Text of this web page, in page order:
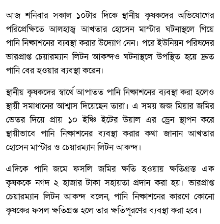
আজ শনিবার সকাল ১০টার দিকে স্থানীয় কৃষকদের অভিযোগের
পরিপ্রেক্ষিতে আলহাজ্ব আখতার হোসেন মাস্টার ঘটনাস্থলে গিয়ে
পানি নিষ্কাশনের ব্যবস্থা করার উদ্যোগ নেন। পরে ইউনিয়ন পরিষদের
ভারপ্রাপ্ত চেয়ারম্যান লিটন আকন্দও ঘটনাস্থলে উপস্থিত হয়ে দ্রুত
পানি বের হওয়ার ব্যবস্থা করেন।
স্থানীয় কৃষকদের স্বার্থে আপাতত পানি নিষ্কাশনের ব্যবস্থা করা হলেও
স্থায়ী সমাধানের আশ্বাস দিয়েছেন তারা। এ সময় জজ মিয়ার জমির
ভেতর দিয়ে প্রায় ১০ ইঞ্চি ইটের উয়াল এর ড্রেন স্থাপন করে
স্থায়ীভাবে পানি নিষ্কাশনের ব্যবস্থা করার কথা জানান আখতার
হোসেন মাস্টার ও চেয়ারম্যান লিটন আকন্দ।
এদিকে পানি জমে ফসলি জমির ক্ষতি হওয়ায় ক্ষতিগ্রস্ত এক
কৃষককে নগদ ২ হাজার টাকা সহায়তা প্রদান করা হয়। ভারপ্রাপ্ত
চেয়ারম্যান লিটন আকন্দ বলেন, পানি নিষ্কাশনের কারণে কোনো
কৃষকের ফসল ক্ষতিগ্রস্ত হলে তার ক্ষতিপূরণের ব্যবস্থা করা হবে।